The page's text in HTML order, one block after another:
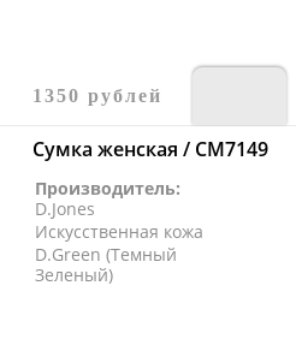
1350 рублей
Сумка женская / CM7149
Производитель:
D.Jones
Искусственная кожа
D.Green (Темный
Зеленый)